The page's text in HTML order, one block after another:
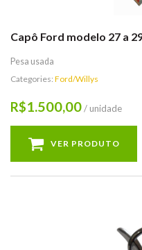
Capô Ford modelo 27 a
Pesa usada
Categories: Ford/Willys
R$1.500,00/ unidade
VER PRODUTO